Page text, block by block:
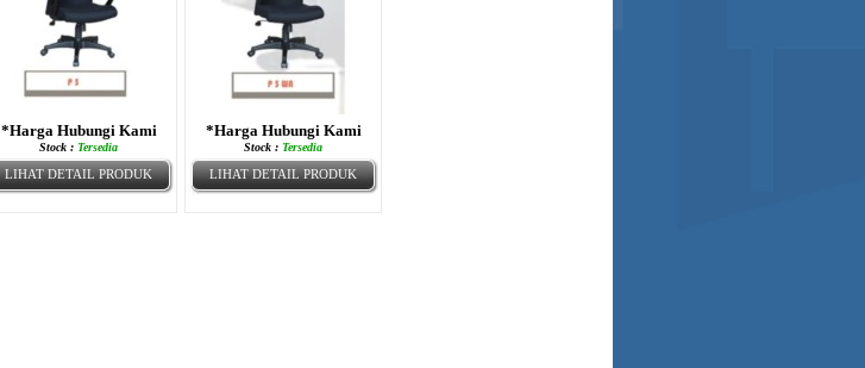
*Harga Hubungi Kami
Stock : Tersedia
LIHAT DETAIL PRODUK
*Harga Hubungi Kami
Stock : Tersedia
LIHAT DETAIL PRODUK